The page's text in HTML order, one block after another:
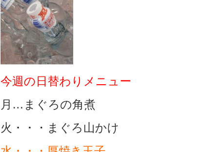
今週の日替わりメニュー
月…まぐろの角煮
火・・・まぐろ山かけ